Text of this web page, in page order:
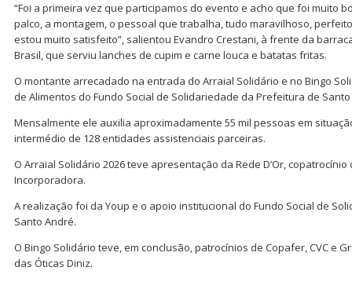
“Foi a primeira vez que participamos do evento e acho que foi muito
palco, a montagem, o pessoal que trabalha, tudo maravilhoso,
estou muito satisfeito”, salientou Evandro Crestani, à frente da
Brasil, que serviu lanches de cupim e carne louca e batatas fritas.
O montante arrecadado na entrada do Arraial Solidário e no Bingo
de Alimentos do Fundo Social de Solidariedade da Prefeitura de
Mensalmente ele auxilia aproximadamente 55 mil pessoas em
intermédio de 128 entidades assistenciais parceiras.
O Arraial Solidário 2026 teve apresentação da Rede D’Or, copatrocínio
Incorporadora.
A realização foi da Youp e o apoio institucional do Fundo Social de
Santo André.
O Bingo Solidário teve, em conclusão, patrocínios de Copafer, CVC e
das Óticas Diniz.